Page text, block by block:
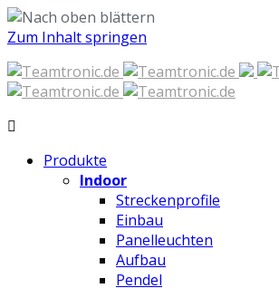
Zum Inhalt springen
Produkte
Indoor
Streckenprofile
Einbau
Panelleuchten
Aufbau
Pendel